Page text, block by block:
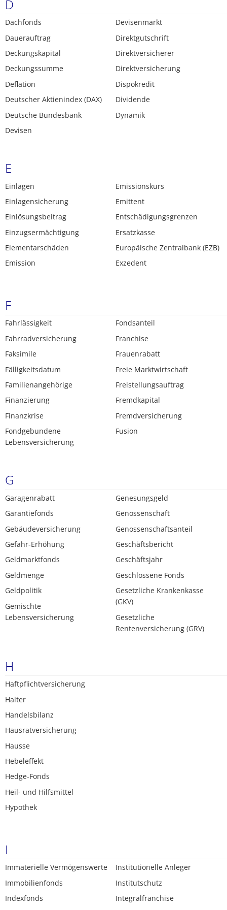
D
Dachfonds
Dauerauftrag
Deckungskapital
Deckungssumme
Deflation
Deutscher Aktienindex (DAX)
Deutsche Bundesbank
Devisen
Devisenmarkt
Direktgutschrift
Direktversicherer
Direktversicherung
Dispokredit
Dividende
Dynamik
E
Einlagen
Einlagensicherung
Einlösungsbeitrag
Einzugsermächtigung
Elementarschäden
Emission
Emissionskurs
Emittent
Entschädigungsgrenzen
Ersatzkasse
Europäische Zentralbank (EZB)
Exzedent
F
Fahrlässigkeit
Fahrradversicherung
Faksimile
Fälligkeitsdatum
Familienangehörige
Finanzierung
Finanzkrise
Fondgebundene
Lebensversicherung
Fondsanteil
Franchise
Frauenrabatt
Freie Marktwirtschaft
Freistellungsauftrag
Fremdkapital
Fremdversicherung
Fusion
G
Garagenrabatt
Garantiefonds
Gebäudeversicherung
Gefahr-Erhöhung
Geldmarktfonds
Geldmenge
Geldpolitik
Gemischte
Lebensversicherung
Genesungsgeld
Genossenschaft
Genossenschaftsanteil
Geschäftsbericht
Geschäftsjahr
Geschlossene Fonds
Gesetzliche Krankenkasse
(GKV)
Gesetzliche
Rentenversicherung (GRV)
H
Haftpflichtversicherung
Halter
Handelsbilanz
Hausratversicherung
Hausse
Hebeleffekt
Hedge-Fonds
Heil- und Hilfsmittel
Hypothek
I
Immaterielle Vermögenswerte
Immobilienfonds
Indexfonds
Institutionelle Anleger
Institutschutz
Integralfranchise